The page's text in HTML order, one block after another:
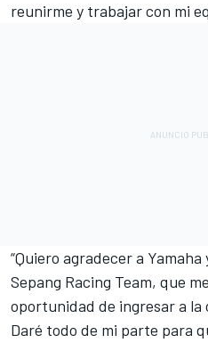
reunirme y trabajar con mi
“Quiero agradecer a
Sepang Racing Team, que
oportunidad de ingresar a la
Daré todo de mi parte para